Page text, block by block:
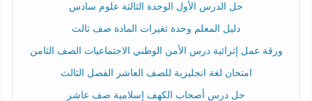
حل الدرس الأول الوحدة الثالثة علوم سادس
دليل المعلم وحدة تغيرات المادة صف ثالث
ورقة عمل إثرائية درس الأمن الوطني الاجتماعيات الصف الثامن
امتحان لغة انجليزية للصف العاشر الفصل الثالث
حل درس أصحاب الكهف إسلامية صف عاشر